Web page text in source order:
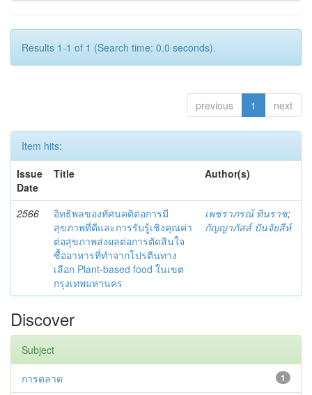
Results 1-1 of 1 (Search time: 0.0 seconds).
previous 1 next
Item hits:
Issue
Date
Title Author(s)
2566
อิทธิพลของทัศนคติต่อการมี
สุขภาพที่ดีและการรับรู้เชิงคุณค่า
ต่อสุขภาพส่งผลต่อการตัดสินใจ
ซื้ออาหารที่ทำจากโปรตีนทาง
เลือก Plant-based food ในเขต
กรุงเทพมหานคร
เพชราภรณ์ ทินราช;
กัญญาภัสส์ ปันจัยสีห์
Discover
Subject
1
การตลาด